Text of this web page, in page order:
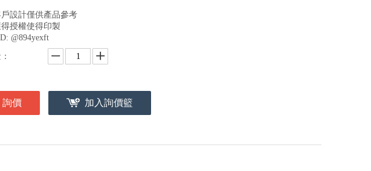
設計僅供產品參考
授權使得印製
@894yexft
詢價 加入詢價籃